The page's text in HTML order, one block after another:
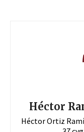
Héctor
Héctor Ortiz
37